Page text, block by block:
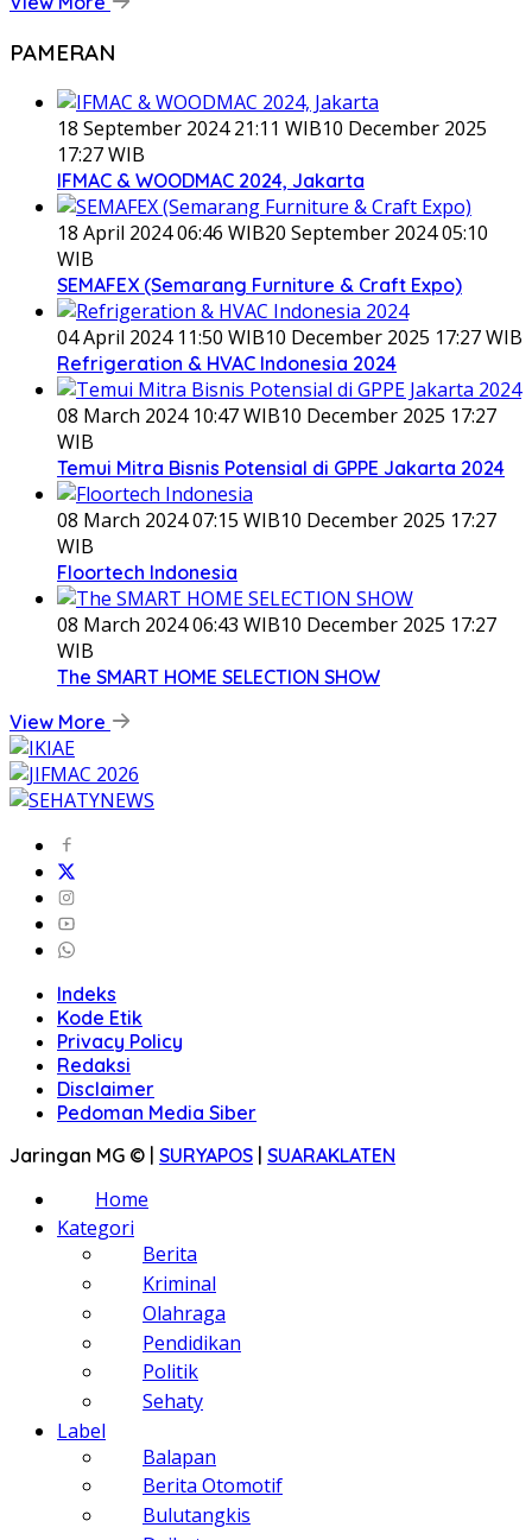
PAMERAN
18 September 2024 21:11 WIB10 December 2025
17:27 WIB
IFMAC & WOODMAC 2024, Jakarta
18 April 2024 06:46 WIB20 September 2024 05:10
WIB
SEMAFEX (Semarang Furniture & Craft Expo)
04 April 2024 11:50 WIB10 December 2025 17:27 WIB
Refrigeration & HVAC Indonesia 2024
08 March 2024 10:47 WIB10 December 2025 17:27
WIB
Temui Mitra Bisnis Potensial di GPPE Jakarta 2024
08 March 2024 07:15 WIB10 December 2025 17:27
WIB
Floortech Indonesia
08 March 2024 06:43 WIB10 December 2025 17:27
WIB
The SMART HOME SELECTION SHOW
View More
Indeks
Kode Etik
Privacy Policy
Redaksi
Disclaimer
Pedoman Media Siber
Jaringan MG © | SURYAPOS | SUARAKLATEN
Home
Kategori
Berita
Kriminal
Olahraga
Pendidikan
Politik
Sehaty
Label
Balapan
Berita Otomotif
Bulutangkis